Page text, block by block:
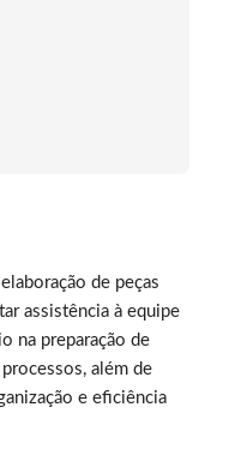
de peças
assistência à equipe
na preparação de
além de
e eficiência